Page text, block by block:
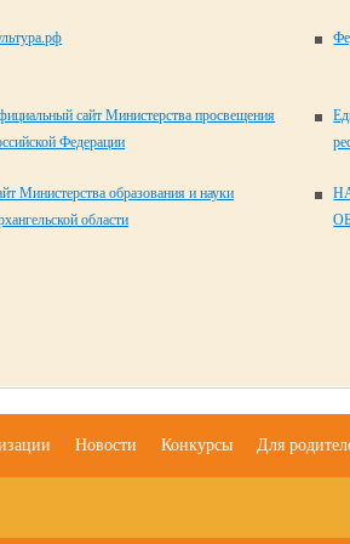
сайт Министерства просвещения
Федерации
Министерства образования и науки
области
Новости Конкурсы Для